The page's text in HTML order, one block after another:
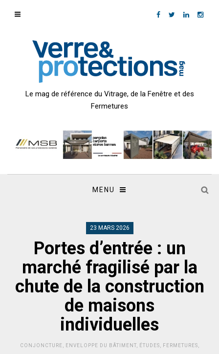
Le mag de référence du Vitrage, de la Fenêtre et des
Fermetures
MENU
23 MARS 2026
Portes d’entrée : un
marché fragilisé par la
chute de la construction
de maisons
individuelles
CONJONCTURE ENVELOPPE DU BÂTIMENT, ÉTUDES FERMETURES